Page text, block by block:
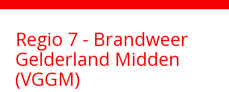
Regio 7 - Brandweer
Gelderland Midden
(VGGM)